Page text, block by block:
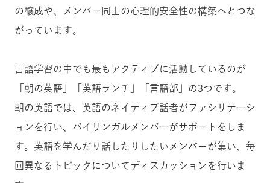
の醸成や、メンバー同士の心理的安全性の構築へとつな
がっています。
言語学習の中でも最もアクティブに活動しているのが
「朝の英語」「英語ランチ」「言語部」の3つです。
朝の英語では、英語のネイティブ話者がファシリテーシ
ョンを行い、バイリンガルメンバーがサポートをしま
す。英語を学んだり話したりしたいメンバーが集い、毎
回異なるトピックについてディスカッションを行いま